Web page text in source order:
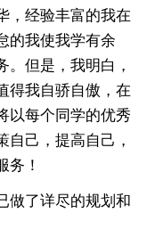
，经验丰富的我在
的我使我学有余
。但是，我明白，
得我自骄自傲，在
以每个同学的优秀
自己，提高自己，
务！
做了详尽的规划和